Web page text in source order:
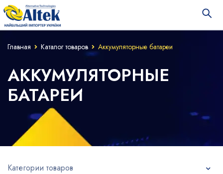
Главная Каталог товаров Аккумуляторные батареи
АККУМУЛЯТОРНЫЕ
БАТАРЕИ
Категории товаров